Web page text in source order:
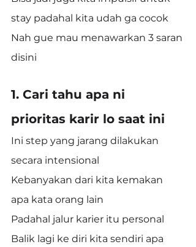
stay padahal kita udah ga cocok
Nah gue mau menawarkan 3 saran
disini
1. Cari tahu apa ni
prioritas karir lo saat ini
Ini step yang jarang dilakukan
secara intensional
Kebanyakan dari kita kemakan
apa kata orang lain
Padahal jalur karier itu personal
Balik lagi ke diri kita sendiri apa